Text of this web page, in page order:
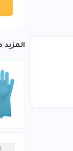
المزيد